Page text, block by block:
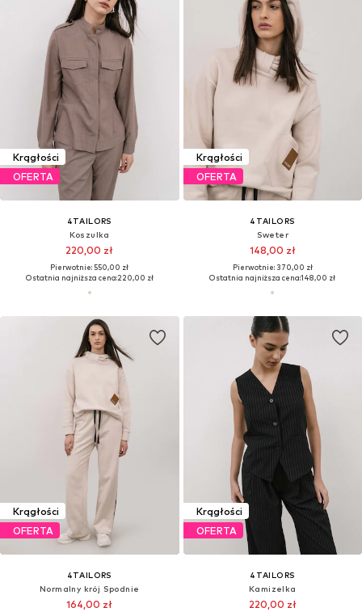
Krągłości
OFERTA
4TAILORS
Koszulka
220,00 zł
Pierwotnie: 550,00 zł
Ostatnia najniższa cena:220,00 zł
Krągłości
OFERTA
4TAILORS
Sweter
148,00 zł
Pierwotnie: 370,00 zł
Ostatnia najniższa cena:148,00 zł
Krągłości
OFERTA
4TAILORS
Normalny krój Spodnie
164,00 zł
Krągłości
OFERTA
4TAILORS
Kamizelka
220,00 zł